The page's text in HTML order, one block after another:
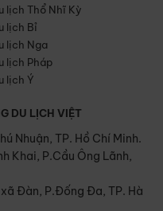
lịch Thổ Nhĩ Kỳ
lịch Bỉ
lịch Nga
lịch Pháp
lịch Ý
DU LỊCH VIỆT
Nhuận, TP. Hồ Chí Minh.
Khai, P.Cầu Ông Lãnh,
Đàn, P.Đống Đa, TP. Hà